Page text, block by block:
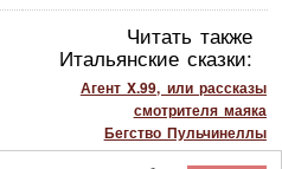
Читать также
Итальянские сказки:
Агент X.99, или рассказы
смотрителя маяка
Бегство Пульчинеллы
Большая морковка